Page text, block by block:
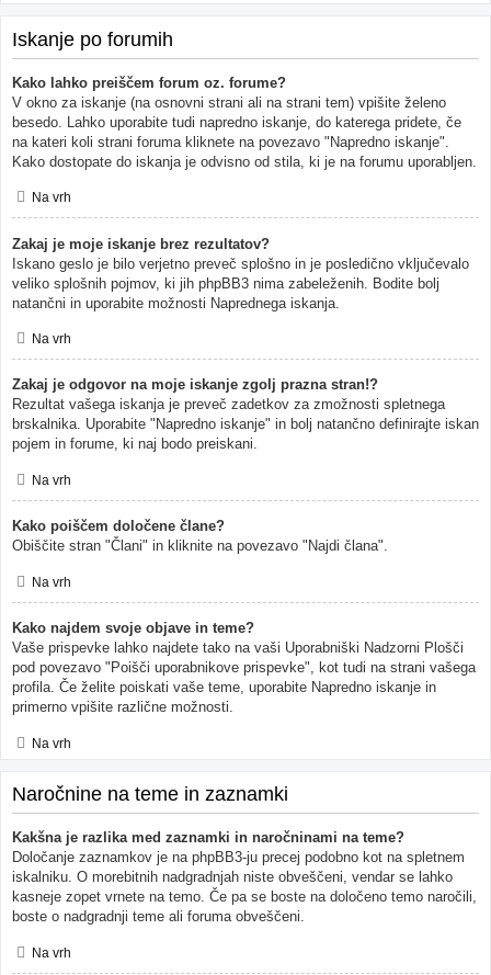
Iskanje po forumih
Kako lahko preiščem forum oz. forume?
V okno za iskanje (na osnovni strani ali na strani tem) vpišite želeno
besedo. Lahko uporabite tudi napredno iskanje, do katerega pridete, če
na kateri koli strani foruma kliknete na povezavo "Napredno iskanje".
Kako dostopate do iskanja je odvisno od stila, ki je na forumu uporabljen.
Na vrh
Zakaj je moje iskanje brez rezultatov?
Iskano geslo je bilo verjetno preveč splošno in je posledično vključevalo
veliko splošnih pojmov, ki jih phpBB3 nima zabeleženih. Bodite bolj
natančni in uporabite možnosti Naprednega iskanja.
Na vrh
Zakaj je odgovor na moje iskanje zgolj prazna stran!?
Rezultat vašega iskanja je preveč zadetkov za zmožnosti spletnega
brskalnika. Uporabite "Napredno iskanje" in bolj natančno definirajte iskan
pojem in forume, ki naj bodo preiskani.
Na vrh
Kako poiščem določene člane?
Obiščite stran "Člani" in kliknite na povezavo "Najdi člana".
Na vrh
Kako najdem svoje objave in teme?
Vaše prispevke lahko najdete tako na vaši Uporabniški Nadzorni Plošči
pod povezavo "Poišči uporabnikove prispevke", kot tudi na strani vašega
profila. Če želite poiskati vaše teme, uporabite Napredno iskanje in
primerno vpišite različne možnosti.
Na vrh
Naročnine na teme in zaznamki
Kakšna je razlika med zaznamki in naročninami na teme?
Določanje zaznamkov je na phpBB3-ju precej podobno kot na spletnem
iskalniku. O morebitnih nadgradnjah niste obveščeni, vendar se lahko
kasneje zopet vrnete na temo. Če pa se boste na določeno temo naročili,
boste o nadgradnji teme ali foruma obveščeni.
Na vrh